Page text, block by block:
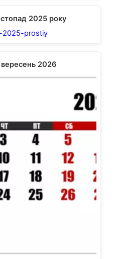
2025 року
2026